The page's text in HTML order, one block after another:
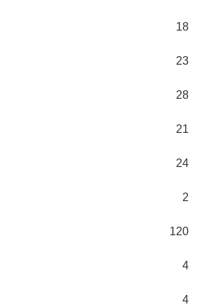
18
23
28
21
24
2
120
4
4